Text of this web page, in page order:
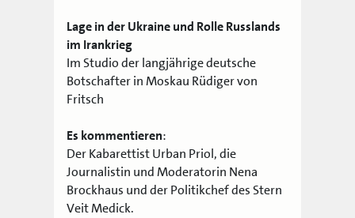
Lage in der Ukraine und Rolle Russlands
im Irankrieg
Im Studio der langjährige deutsche
Botschafter in Moskau Rüdiger von
Fritsch
Es kommentieren:
Der Kabarettist Urban Priol, die
Journalistin und Moderatorin Nena
Brockhaus und der Politikchef des Stern
Veit Medick.